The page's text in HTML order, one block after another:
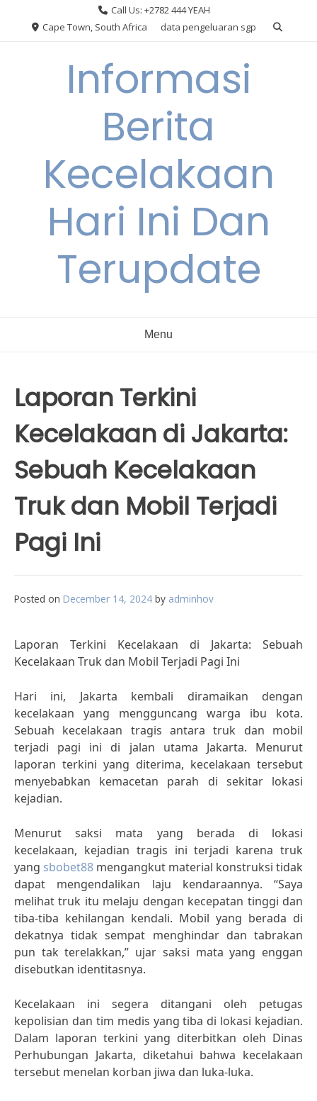
Call Us: +2782 444 YEAH
Cape Town, South Africa
data pengeluaran sgp
Informasi
Berita
Kecelakaan
Hari Ini Dan
Terupdate
Menu
Laporan Terkini
Kecelakaan di Jakarta:
Sebuah Kecelakaan
Truk dan Mobil Terjadi
Pagi Ini
Posted on December 14, 2024 by adminhov
Laporan Terkini Kecelakaan di Jakarta: Sebuah
Kecelakaan Truk dan Mobil Terjadi Pagi Ini
Hari ini, Jakarta kembali diramaikan dengan
kecelakaan yang mengguncang warga ibu kota.
Sebuah kecelakaan tragis antara truk dan mobil
terjadi pagi ini di jalan utama Jakarta. Menurut
laporan terkini yang diterima, kecelakaan tersebut
menyebabkan kemacetan parah di sekitar lokasi
kejadian.
Menurut saksi mata yang berada di lokasi
kecelakaan, kejadian tragis ini terjadi karena truk
yang sbobet88 mengangkut material konstruksi tidak
dapat mengendalikan laju kendaraannya. “Saya
melihat truk itu melaju dengan kecepatan tinggi dan
tiba-tiba kehilangan kendali. Mobil yang berada di
dekatnya tidak sempat menghindar dan tabrakan
pun tak terelakkan,” ujar saksi mata yang enggan
disebutkan identitasnya.
Kecelakaan ini segera ditangani oleh petugas
kepolisian dan tim medis yang tiba di lokasi kejadian.
Dalam laporan terkini yang diterbitkan oleh Dinas
Perhubungan Jakarta, diketahui bahwa kecelakaan
tersebut menelan korban jiwa dan luka-luka.